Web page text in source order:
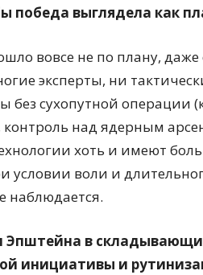
победа выглядела как
вовсе не по плану,
эксперты, ни
без сухопутной операции
над ядерным
хоть и имеют
условии воли и
наблюдается.
в
инициативы и